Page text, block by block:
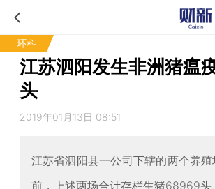
环科
江苏泗阳发生非洲猪瘟
头
2019年01月13日 08:51
江苏省泗阳县一公司下辖的两个养
前，上述两场合计存栏生猪68969